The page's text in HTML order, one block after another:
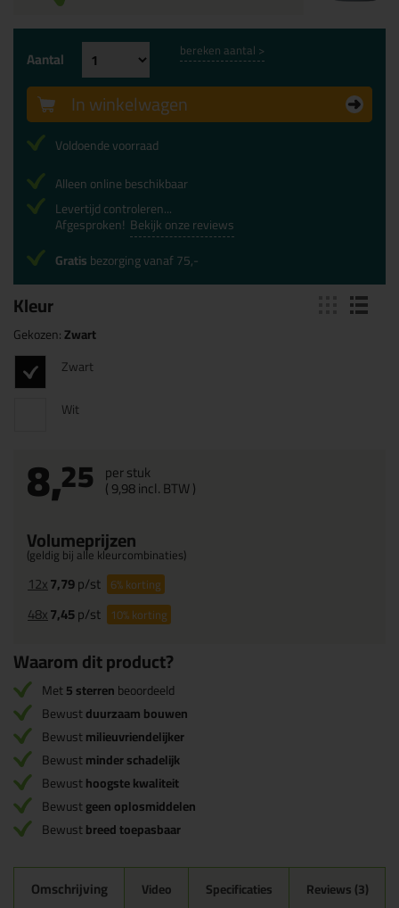
Kleur
Gekozen:Zwart
Zwart
Wit
8,25 per stuk
(9,98incl. BTW )
Volumeprijzen
(geldig bij alle kleurcombinaties)
12x7,79p/st 6%korting
48x7,45p/st 10%korting
Aantal bereken aantal >
In winkelwagen
Voldoende voorraad
Alleen online beschikbaar
Levertijd controleren...
Afgesproken! Bekijk onze reviews
Gratisbezorging vanaf 75,-
Waarom dit product?
Met5 sterrenbeoordeeld
Bewustduurzaam bouwen
Bewustmilieuvriendelijker
Bewustminder schadelijk
Bewusthoogste kwaliteit
Bewustgeen oplosmiddelen
Bewustbreed toepasbaar
Omschrijving Video Specificaties Reviews (3)